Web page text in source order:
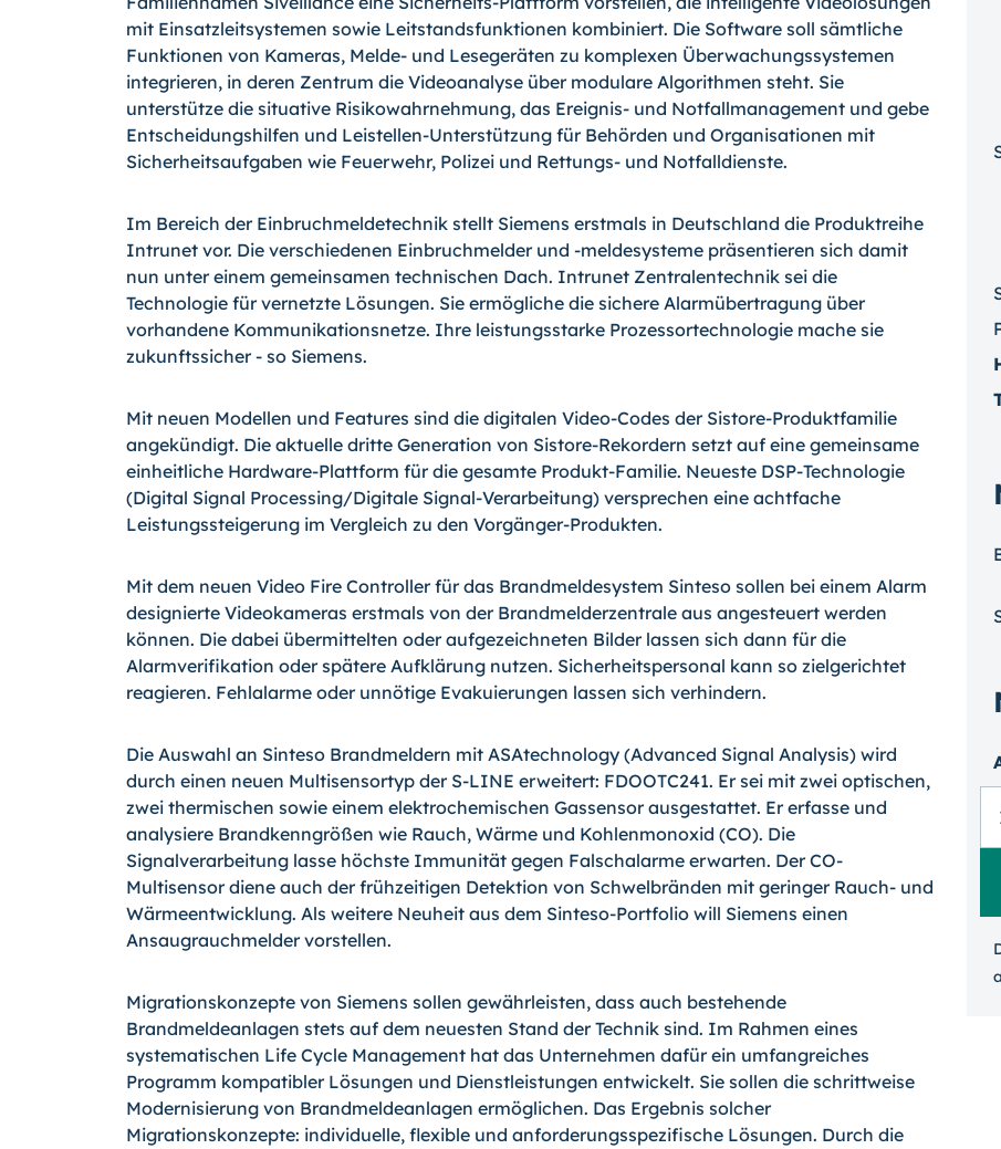
mit Einsatzleitsystemen sowie Leitstandsfunktionen kombiniert. Die Software soll sämtliche
Funktionen von Kameras, Melde- und Lesegeräten zu komplexen Überwachungssystemen
integrieren, in deren Zentrum die Videoanalyse über modulare Algorithmen steht. Sie
unterstütze die situative Risikowahrnehmung, das Ereignis- und Notfallmanagement und gebe
Entscheidungshilfen und Leistellen-Unterstützung für Behörden und Organisationen mit
Sicherheitsaufgaben wie Feuerwehr, Polizei und Rettungs- und Notfalldienste.
Im Bereich der Einbruchmeldetechnik stellt Siemens erstmals in Deutschland die Produktreihe
Intrunet vor. Die verschiedenen Einbruchmelder und -meldesysteme präsentieren sich damit
nun unter einem gemeinsamen technischen Dach. Intrunet Zentralentechnik sei die
Technologie für vernetzte Lösungen. Sie ermögliche die sichere Alarmübertragung über
vorhandene Kommunikationsnetze. Ihre leistungsstarke Prozessortechnologie mache sie
zukunftssicher - so Siemens.
Mit neuen Modellen und Features sind die digitalen Video-Codes der Sistore-Produktfamilie
angekündigt. Die aktuelle dritte Generation von Sistore-Rekordern setzt auf eine gemeinsame
einheitliche Hardware-Plattform für die gesamte Produkt-Familie. Neueste DSP-Technologie
(Digital Signal Processing/Digitale Signal-Verarbeitung) versprechen eine achtfache
Leistungssteigerung im Vergleich zu den Vorgänger-Produkten.
Mit dem neuen Video Fire Controller für das Brandmeldesystem Sinteso sollen bei einem Alarm
designierte Videokameras erstmals von der Brandmelderzentrale aus angesteuert werden
können. Die dabei übermittelten oder aufgezeichneten Bilder lassen sich dann für die
Alarmverifikation oder spätere Aufklärung nutzen. Sicherheitspersonal kann so zielgerichtet
reagieren. Fehlalarme oder unnötige Evakuierungen lassen sich verhindern.
Die Auswahl an Sinteso Brandmeldern mit ASAtechnology (Advanced Signal Analysis) wird
durch einen neuen Multisensortyp der S-LINE erweitert: FDOOTC241. Er sei mit zwei optischen,
zwei thermischen sowie einem elektrochemischen Gassensor ausgestattet. Er erfasse und
analysiere Brandkenngrößen wie Rauch, Wärme und Kohlenmonoxid (CO). Die
Signalverarbeitung lasse höchste Immunität gegen Falschalarme erwarten. Der CO-
Multisensor diene auch der frühzeitigen Detektion von Schwelbränden mit geringer Rauch- und
Wärmeentwicklung. Als weitere Neuheit aus dem Sinteso-Portfolio will Siemens einen
Ansaugrauchmelder vorstellen.
Migrationskonzepte von Siemens sollen gewährleisten, dass auch bestehende
Brandmeldeanlagen stets auf dem neuesten Stand der Technik sind. Im Rahmen eines
systematischen Life Cycle Management hat das Unternehmen dafür ein umfangreiches
Programm kompatibler Lösungen und Dienstleistungen entwickelt. Sie sollen die schrittweise
Modernisierung von Brandmeldeanlagen ermöglichen. Das Ergebnis solcher
Migrationskonzepte: individuelle, flexible und anforderungsspezifische Lösungen. Durch die